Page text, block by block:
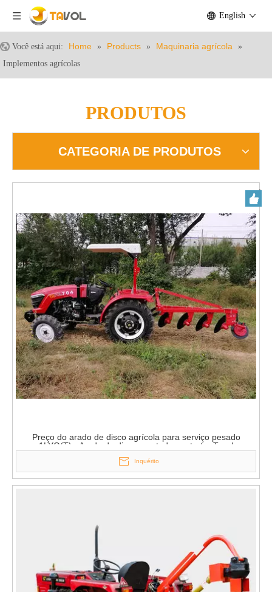
English
Você está aqui: Home » Products » Maquinaria agrícola
»
Implementos agrícolas
PRODUTOS
CATEGORIA DE PRODUTOS
Preço do arado de disco agrícola para serviço pesado
1LYQ(T) - Arado de disco montado em trator Tavol
Inquérito